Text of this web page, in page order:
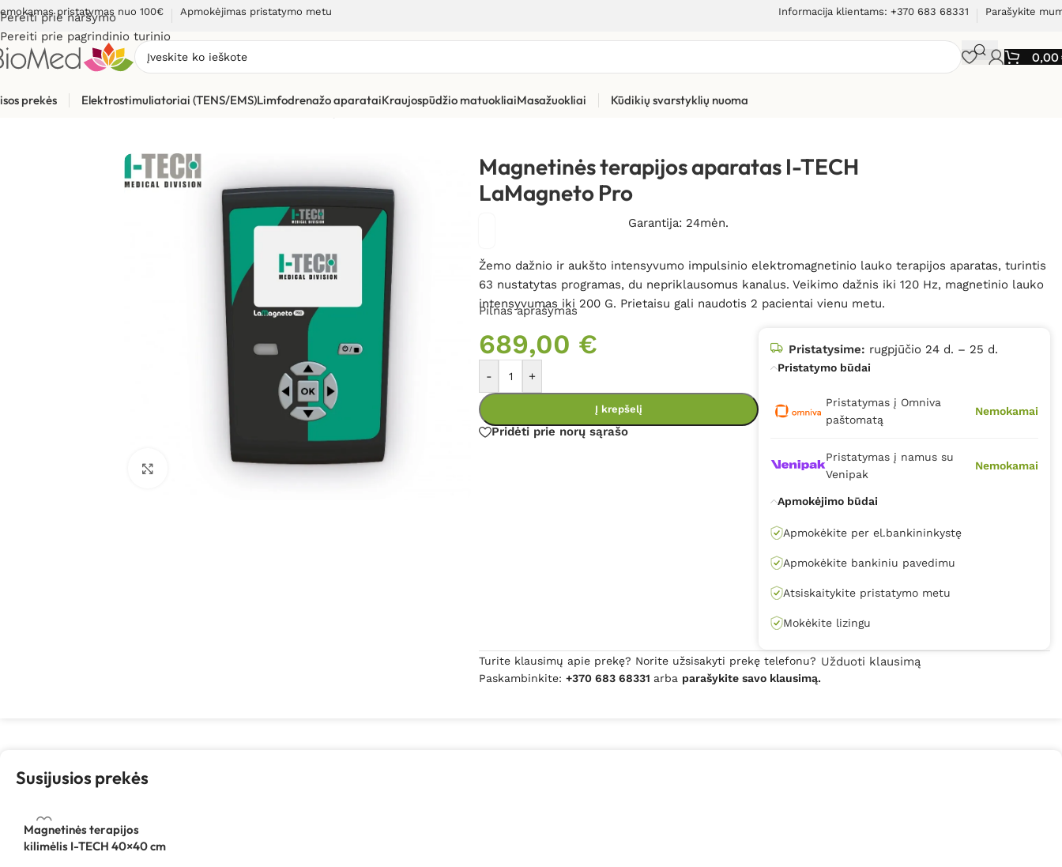
Pereiti prie naršymo
Pereiti prie pagrindinio turinio
pristatymas nuo 100€ Apmokėjimas pristatymo metu Informacija klientams: +370 683 68331 Parašykite
0,00
prekės Elektrostimuliatoriai (TENS/EMS)Limfodrenažo aparataiKraujospūdžio matuokliaiMasažuokliai Kūdikių svarstyklių nuoma
Skausmo gydymui, malšinimui Magnetinės terapijos aparatas I-TECH LaMagneto Pro
Spustelėkite, kad padidintumėte
Magnetinės terapijos aparatas I-TECH
LaMagneto Pro
Garantija: 24mėn.
Žemo dažnio ir aukšto intensyvumo impulsinio elektromagnetinio lauko terapijos aparatas, turintis
63 nustatytas programas, du nepriklausomus kanalus. Veikimo dažnis iki 120 Hz, magnetinio lauko
intensyvumas iki 200 G. Prietaisu gali naudotis 2 pacientai vienu metu.
Pilnas aprašymas
689,00 €
- +
Į krepšelį
Pridėti prie norų sąrašo
Pristatysime: rugpjūčio 24 d. – 25 d.
Pristatymo būdai
Pristatymas į Omniva
paštomatą
Nemokamai
Pristatymas į namus su
Venipak
Nemokamai
Apmokėjimo būdai
Apmokėkite per el.bankininkystę
Apmokėkite bankiniu pavedimu
Atsiskaitykite pristatymo metu
Mokėkite lizingu
Turite klausimų apie prekę? Norite užsisakyti prekę telefonu?
Paskambinkite:+370 683 68331 arba parašykite savo klausimą.
Užduoti klausimą
Susijusios prekės
Magnetinės terapijos
kilimėlis I-TECH 40×40 cm